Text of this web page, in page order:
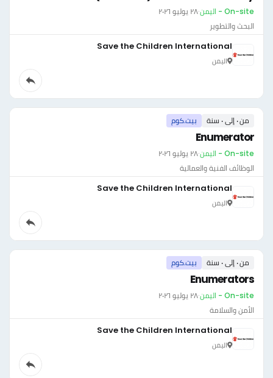
On-site - اليمن ·٢٨ يوليو ٢٠٢٦
البحث والتطوير
Save the Children International
اليمن
من ٠ إلى ٠ سنة بيت.كوم
Enumerator
On-site - اليمن ·٢٨ يوليو ٢٠٢٦
الوظائف الفنية والعمالية
Save the Children International
اليمن
من ٠ إلى ٠ سنة بيت.كوم
Enumerators
On-site - اليمن ·٢٨ يوليو ٢٠٢٦
الأمن والسلامة
Save the Children International
اليمن